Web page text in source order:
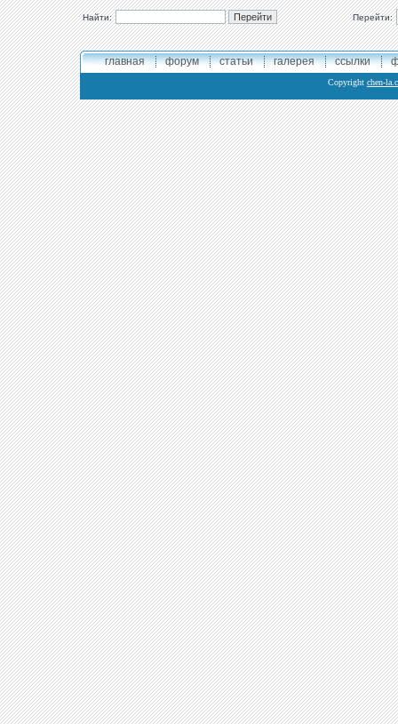
Найти: Перейти:
главная форум статьи галерея ссылки
Copyright chen-